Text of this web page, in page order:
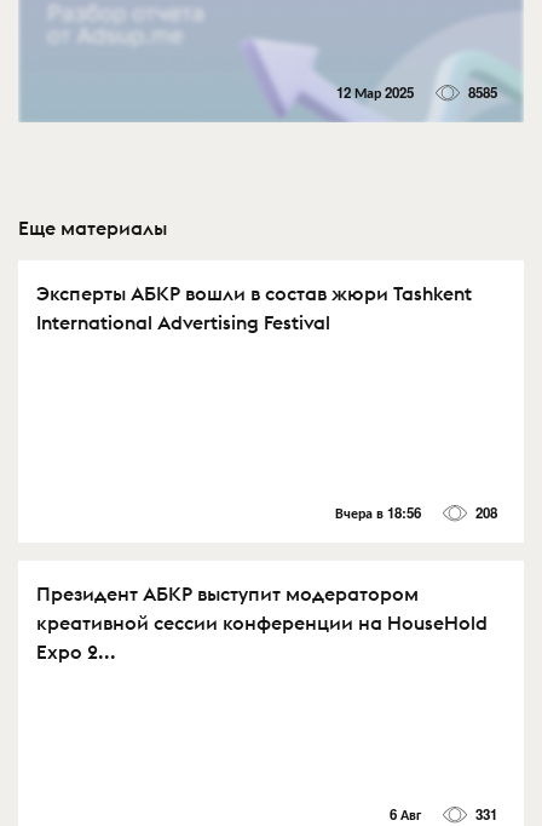
12 Мар 2025 8585
Еще материалы
Эксперты АБКР вошли в состав жюри Tashkent
International Advertising Festival
Вчера в 18:56 208
Президент АБКР выступит модератором
креативной сессии конференции на HouseHold
Expo 2...
6 Авг 331